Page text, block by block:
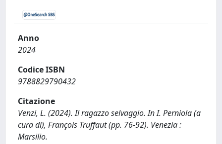
Anno
2024
Codice ISBN
9788829790432
Citazione
Venzi, L. (2024). Il ragazzo selvaggio. In I. Perniola (a
cura di), François Truffaut (pp. 76-92). Venezia :
Marsilio.